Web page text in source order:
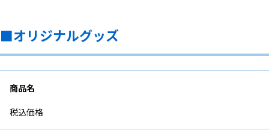
■オリジナルグッズ
商品名
税込価格